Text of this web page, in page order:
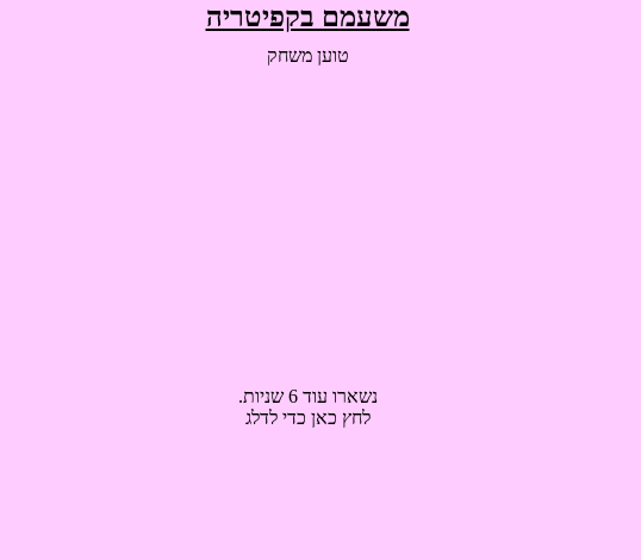
משעמם בקפיטריה
טוען משחק
נשארו עוד 5 שניות.
לחץ כאן כדי לדלג